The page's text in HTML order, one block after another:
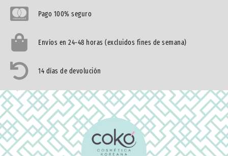
Pago 100% seguro
Envíos en 24-48 horas (excluidos fines de semana)
14 días de devolución